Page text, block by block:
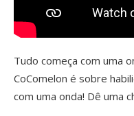
Tudo começa com uma
CoComelon é sobre
com uma onda! Dê uma